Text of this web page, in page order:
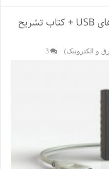
دانلود کتاب ذخیره کننده های USB + کتاب تشریح
و الکترونیک) 3